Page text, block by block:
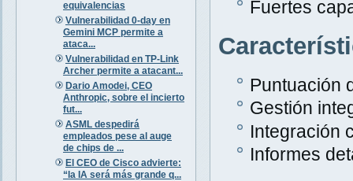
equivalencias
Vulnerabilidad 0-day en
Gemini MCP permite a
ataca...
Vulnerabilidad en TP-Link
Archer permite a atacant...
Dario Amodei, CEO
Anthropic, sobre el incierto
fut...
ASML despedirá
empleados pese al auge
de chips de ...
El CEO de Cisco advierte:
“la IA será más grande q...
Fuertes
Puntuación
Gestión
Integración
Informes